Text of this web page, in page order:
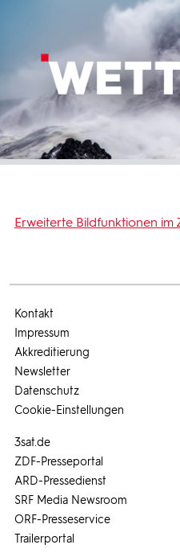
Erweiterte Bildfunktionen im
3sat.de
ZDF-Presseportal
ARD-Pressedienst
SRF Media Newsroom
ORF-Presseservice
Trailerportal
Kontakt
Impressum
Akkreditierung
Newsletter
Datenschutz
Cookie-Einstellungen